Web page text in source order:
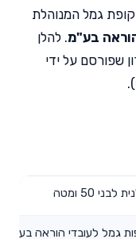
גמל המנוהלת
בע"מ. להלן
שפורסם על ידי
50 ומטה
גמל לעובדי הוראה בע"מ